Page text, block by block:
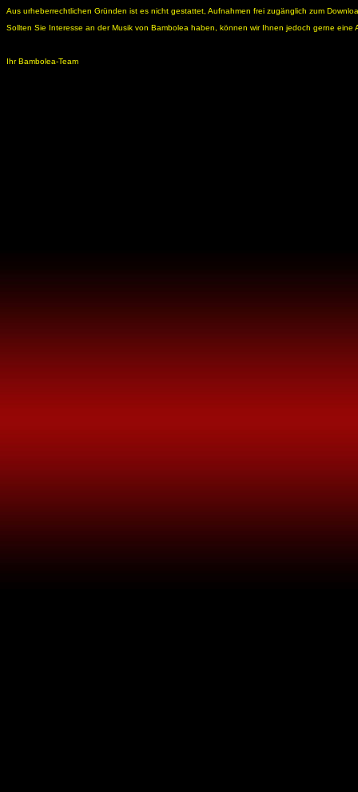
Aus urheberrechtlichen Gründen ist es nicht gestattet, Aufnahmen frei zugänglich zum
Sollten Sie Interesse an der Musik von Bambolea haben, können wir Ihnen jedoch gerne eine
Ihr Bambolea-Team